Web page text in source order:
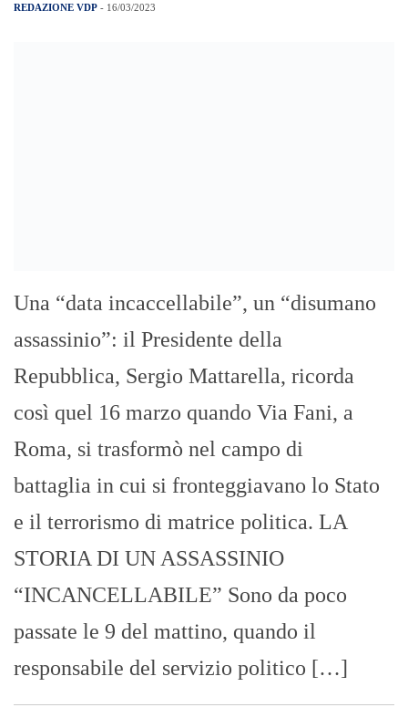
REDAZIONE VDP - 16/03/2023
Una “data incaccellabile”, un “disumano
assassinio”: il Presidente della
Repubblica, Sergio Mattarella, ricorda
così quel 16 marzo quando Via Fani, a
Roma, si trasformò nel campo di
battaglia in cui si fronteggiavano lo Stato
e il terrorismo di matrice politica. LA
STORIA DI UN ASSASSINIO
“INCANCELLABILE” Sono da poco
passate le 9 del mattino, quando il
responsabile del servizio politico […]